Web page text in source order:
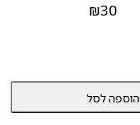
₪30
הוספה לסל